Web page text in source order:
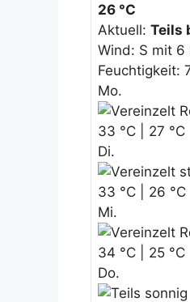
26 °C
Aktuell: Teils
Wind: S mit 6
Feuchtigkeit:
Mo.
33 °C | 27 °C
Di.
33 °C | 26 °C
Mi.
34 °C | 25 °C
Do.